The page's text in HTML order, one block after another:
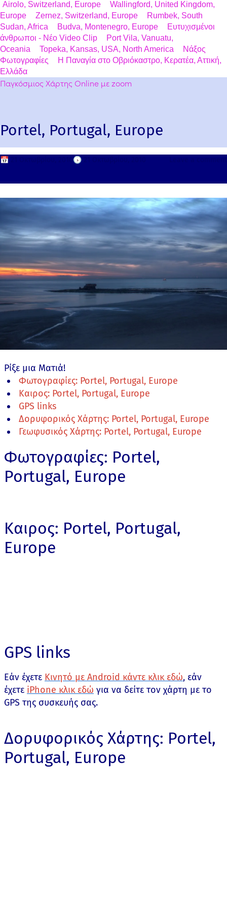
Airolo, Switzerland, Europe
Wallingford, United Kingdom,
Europe
Zernez, Switzerland, Europe
Rumbek, South
Sudan, Africa
Budva, Montenegro, Europe
Ευτυχισμένοι
άνθρωποι - Νέο Video Clip
Port Vila, Vanuatu,
Oceania
Topeka, Kansas, USA, North America
Νάξος
Φωτογραφίες
Η Παναγία στο Οβριόκαστρο, Κερατέα, Αττική,
Ελλάδα
Παγκόσμιος Χάρτης Online με zoom
Portel, Portugal, Europe
📅 🕟
Ρίξε μια Ματιά!
Φωτογραφίες: Portel, Portugal, Europe
Καιρος: Portel, Portugal, Europe
GPS links
Δορυφορικός Χάρτης: Portel, Portugal, Europe
Γεωφυσικός Χάρτης: Portel, Portugal, Europe
Φωτογραφίες: Portel,
Portugal, Europe
Καιρος: Portel, Portugal,
Europe
GPS links
Εάν έχετε Κινητό με Android κάντε κλικ εδώ, εάν
έχετε iPhone κλικ εδώ για να δείτε τον χάρτη με το
GPS της συσκευής σας.
Δορυφορικός Χάρτης: Portel,
Portugal, Europe